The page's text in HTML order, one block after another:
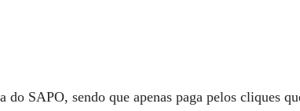
SAPO, sendo que apenas paga pelos cliques